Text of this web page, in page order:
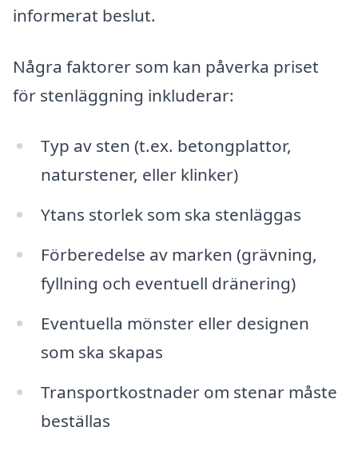
informerat beslut.
Några faktorer som kan påverka priset
för stenläggning inkluderar:
Typ av sten (t.ex. betongplattor,
naturstener, eller klinker)
Ytans storlek som ska stenläggas
Förberedelse av marken (grävning,
fyllning och eventuell dränering)
Eventuella mönster eller designen
som ska skapas
Transportkostnader om stenar måste
beställas